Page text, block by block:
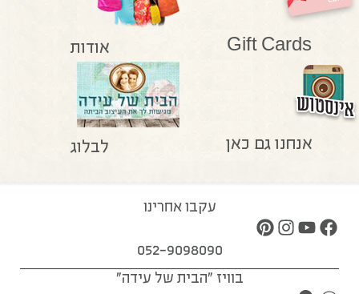
Gift Cards אודות
אנחנו גם כאן לבלוג
עקבו אחרינו
052-9098090
בוויז "הבית של עידה"